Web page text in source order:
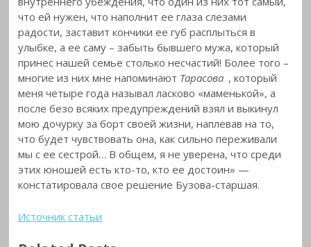
что ей нужен, что наполнит ее глаза слезами
радости, заставит кончики ее губ расплыться в
улыбке, а ее саму – забыть бывшего мужа, который
принес нашей семье столько несчастий! Более того –
многие из них мне напоминают Тарасова , который
меня четыре года называл ласково «маменькой», а
после безо всяких предупреждений взял и выкинул
мою дочурку за борт своей жизни, наплевав на то,
что будет чувствовать она, как сильно переживали
мы с ее сестрой… В общем, я не уверена, что среди
этих юношей есть кто-то, кто ее достоин» —
констатировала свое решение Бузова-старшая.
Источник статьи